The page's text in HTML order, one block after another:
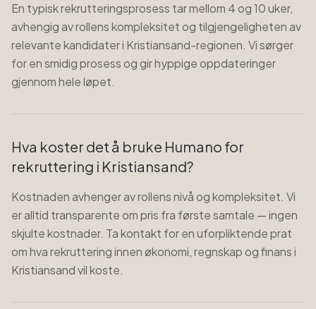
En typisk rekrutteringsprosess tar mellom 4 og 10 uker,
avhengig av rollens kompleksitet og tilgjengeligheten av
relevante kandidater i Kristiansand-regionen. Vi sørger
for en smidig prosess og gir hyppige oppdateringer
gjennom hele løpet.
Hva koster det å bruke Humano for
rekruttering i Kristiansand?
Kostnaden avhenger av rollens nivå og kompleksitet. Vi
er alltid transparente om pris fra første samtale — ingen
skjulte kostnader. Ta kontakt for en uforpliktende prat
om hva rekruttering innen økonomi, regnskap og finans i
Kristiansand vil koste.